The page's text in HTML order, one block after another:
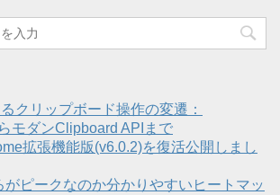
クリップボード操作の変遷：
モダンClipboard APIまで
拡張機能版(v6.0.2)を復活公開しまし
ピークなのか分かりやすいヒートマッ